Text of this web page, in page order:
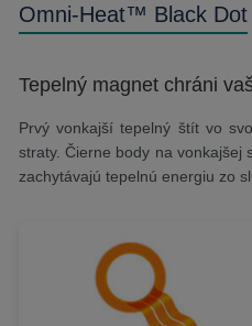
Omni-Heat™ Black Dot
Tepelný magnet chráni
Prvý vonkajší tepelný štít vo
straty. Čierne body na vonkajšej
zachytávajú tepelnú energiu zo